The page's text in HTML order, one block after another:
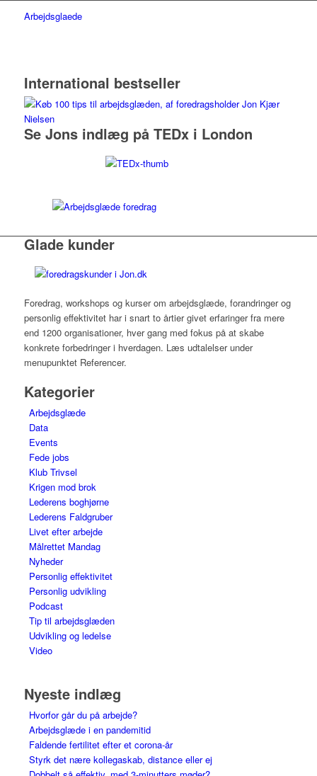
Arbejdsglaede
International bestseller
Se Jons indlæg på TEDx i London
Glade kunder
Foredrag, workshops og kurser om arbejdsglæde, forandringer og
personlig effektivitet har i snart to årtier givet erfaringer fra mere
end 1200 organisationer, hver gang med fokus på at skabe
konkrete forbedringer i hverdagen. Læs udtalelser under
menupunktet Referencer.
Kategorier
Arbejdsglæde
Data
Events
Fede jobs
Klub Trivsel
Krigen mod brok
Lederens boghjørne
Lederens Faldgruber
Livet efter arbejde
Målrettet Mandag
Nyheder
Personlig effektivitet
Personlig udvikling
Podcast
Tip til arbejdsglæden
Udvikling og ledelse
Video
Nyeste indlæg
Hvorfor går du på arbejde?
Arbejdsglæde i en pandemitid
Faldende fertilitet efter et corona-år
Styrk det nære kollegaskab, distance eller ej